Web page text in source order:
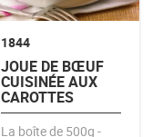
1844
JOUE DE BŒUF
CUISINÉE AUX
CAROTTES
La boîte de 500g -